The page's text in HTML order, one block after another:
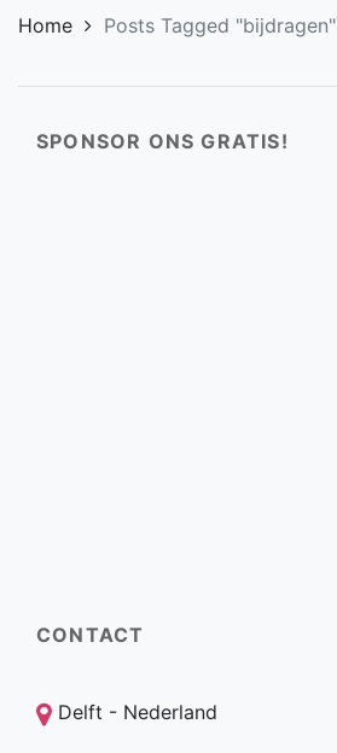
Home Posts Tagged "bijdragen"
SPONSOR ONS GRATIS!
CONTACT
Delft - Nederland